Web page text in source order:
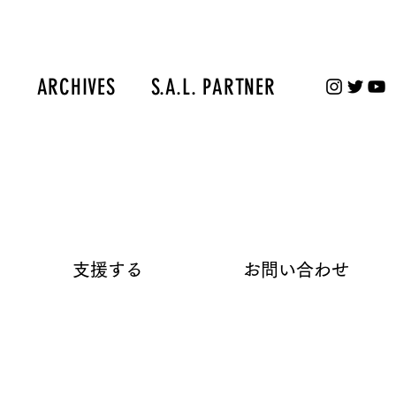
ARCHIVES S.A.L. PARTNER
​支援する ​お問い合わせ